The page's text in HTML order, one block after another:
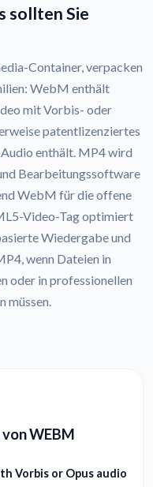
sollten Sie
Container, verpacken
WebM enthält
mit Vorbis- oder
patentlizenziertes
enthält. MP4 wird
Bearbeitungssoftware
WebM für die offene
Video-Tag optimiert
Wiedergabe und
wenn Dateien in
oder in professionellen
müssen.
WEBM
Vorbis or Opus audio